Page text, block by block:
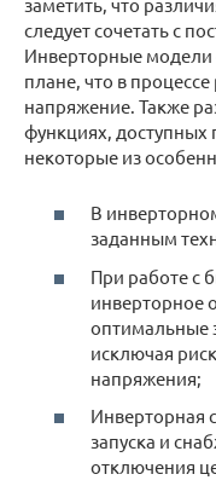
следует сочетать с
Инверторные модели
плане, что в
напряжение. Также
функциях,
некоторые из
В
заданным
При работе с
инверторное
оптимальные
исключая
напряжения;
Инверторная
запуска и
отключения